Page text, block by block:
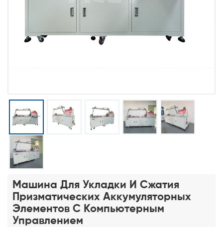
Машина Для Укладки И Сжатия
Призматических Аккумуляторных
Элементов С Компьютерным
Управлением